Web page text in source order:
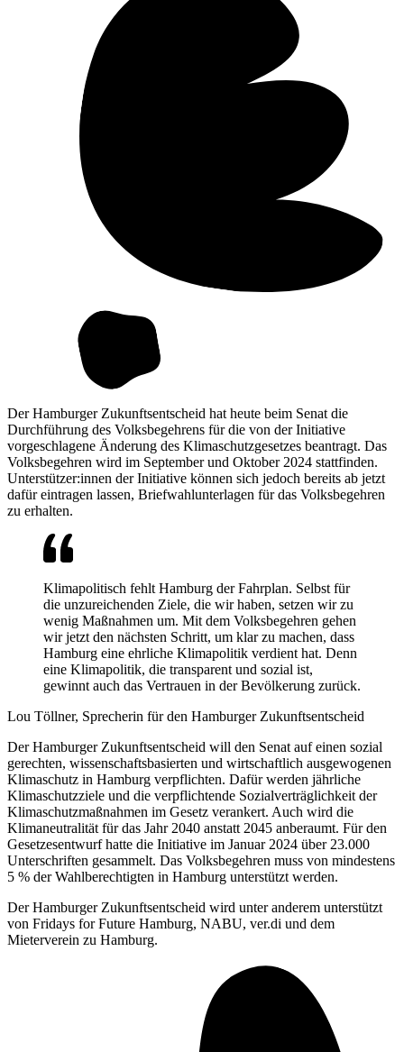
Der Hamburger Zukunftsentscheid hat heute beim Senat die
Durchführung des Volksbegehrens für die von der Initiative
vorgeschlagene Änderung des Klimaschutzgesetzes beantragt. Das
Volksbegehren wird im September und Oktober 2024 stattfinden.
Unterstützer:innen der Initiative können sich jedoch bereits ab jetzt
dafür eintragen lassen, Briefwahlunterlagen für das Volksbegehren
zu erhalten.
Klimapolitisch fehlt Hamburg der Fahrplan. Selbst für
die unzureichenden Ziele, die wir haben, setzen wir zu
wenig Maßnahmen um. Mit dem Volksbegehren gehen
wir jetzt den nächsten Schritt, um klar zu machen, dass
Hamburg eine ehrliche Klimapolitik verdient hat. Denn
eine Klimapolitik, die transparent und sozial ist,
gewinnt auch das Vertrauen in der Bevölkerung zurück.
Lou Töllner, Sprecherin für den Hamburger Zukunftsentscheid
Der Hamburger Zukunftsentscheid will den Senat auf einen sozial
gerechten, wissenschaftsbasierten und wirtschaftlich ausgewogenen
Klimaschutz in Hamburg verpflichten. Dafür werden jährliche
Klimaschutzziele und die verpflichtende Sozialverträglichkeit der
Klimaschutzmaßnahmen im Gesetz verankert. Auch wird die
Klimaneutralität für das Jahr 2040 anstatt 2045 anberaumt. Für den
Gesetzesentwurf hatte die Initiative im Januar 2024 über 23.000
Unterschriften gesammelt. Das Volksbegehren muss von mindestens
5 % der Wahlberechtigten in Hamburg unterstützt werden.
Der Hamburger Zukunftsentscheid wird unter anderem unterstützt
von Fridays for Future Hamburg, NABU, ver.di und dem
Mieterverein zu Hamburg.